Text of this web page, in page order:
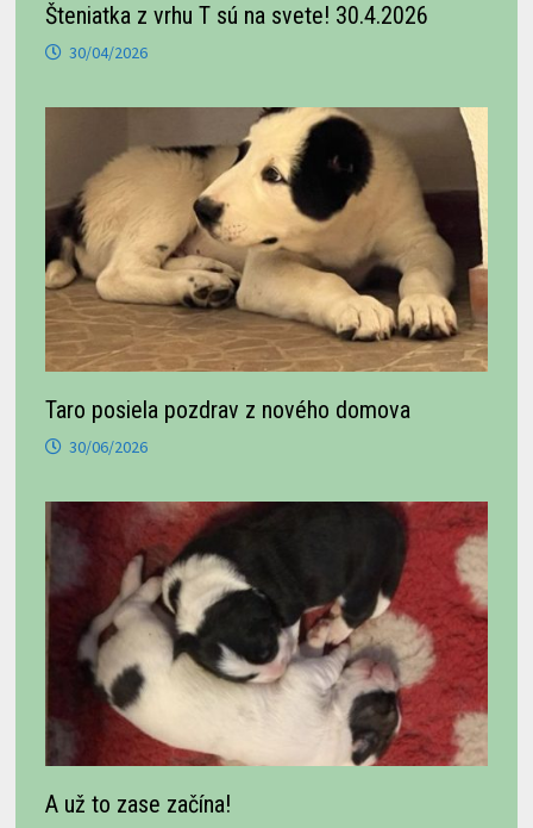
Šteniatka z vrhu T sú na svete! 30.4.2026
30/04/2026
Taro posiela pozdrav z nového domova
30/06/2026
A už to zase začína!